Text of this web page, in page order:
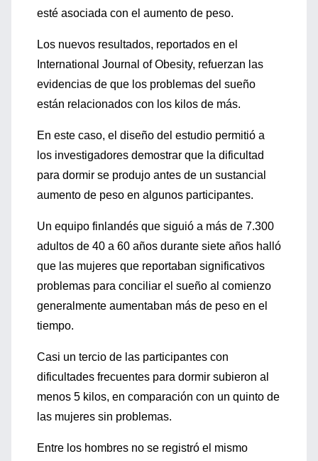
esté asociada con el aumento de peso.
Los nuevos resultados, reportados en el
International Journal of Obesity, refuerzan las
evidencias de que los problemas del sueño
están relacionados con los kilos de más.
En este caso, el diseño del estudio permitió a
los investigadores demostrar que la dificultad
para dormir se produjo antes de un sustancial
aumento de peso en algunos participantes.
Un equipo finlandés que siguió a más de 7.300
adultos de 40 a 60 años durante siete años halló
que las mujeres que reportaban significativos
problemas para conciliar el sueño al comienzo
generalmente aumentaban más de peso en el
tiempo.
Casi un tercio de las participantes con
dificultades frecuentes para dormir subieron al
menos 5 kilos, en comparación con un quinto de
las mujeres sin problemas.
Entre los hombres no se registró el mismo